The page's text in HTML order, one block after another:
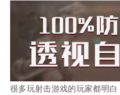
很多玩射击游戏的玩家都明